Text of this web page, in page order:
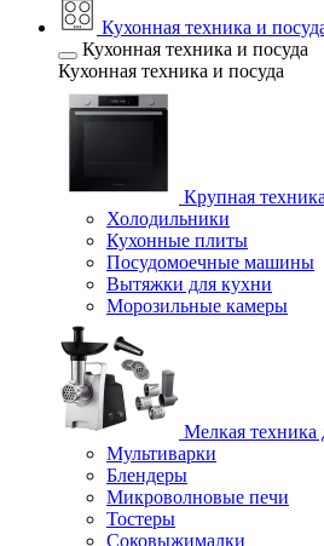
Кухонная техника и
Кухонная техника и посуда
Кухонная техника и посуда
Крупная
Холодильники
Кухонные плиты
Посудомоечные машины
Вытяжки для кухни
Морозильные камеры
Мелкая техника
Мультиварки
Блендеры
Микроволновые печи
Тостеры
Соковыжималки